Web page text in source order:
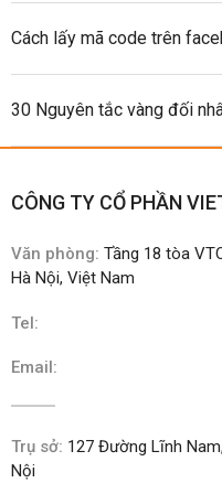
Cách lấy mã code trên
30 Nguyên tắc vàng đối
CÔNG TY CỔ PHẦN
Văn phòng: Tầng 18 tòa
Hà Nội, Việt Nam
Tel:
Email:
Trụ sở: 127 Đường Lĩnh
Nội